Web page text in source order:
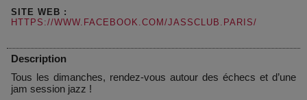
SITE WEB :
HTTPS://WWW.FACEBOOK.COM/JASSCLUB.PARIS/
Description
Tous les dimanches, rendez-vous autour des échecs et d’une
jam session jazz !